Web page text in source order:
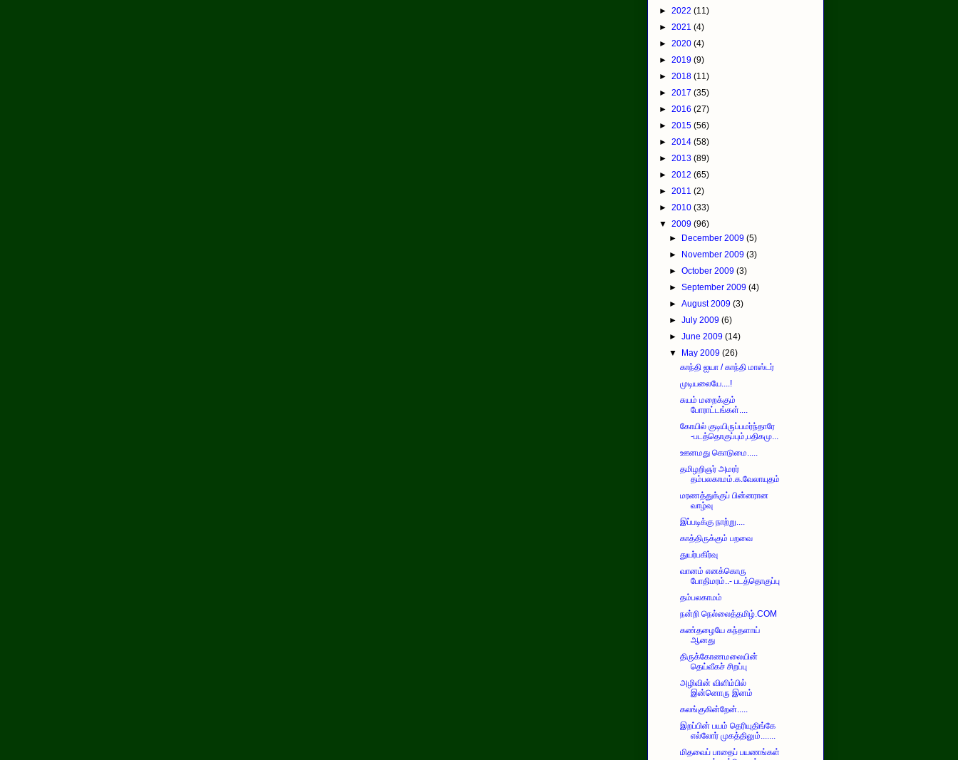
► 2022 (11)
► 2021 (4)
► 2020 (4)
► 2019 (9)
► 2018 (11)
► 2017 (35)
► 2016 (27)
► 2015 (56)
► 2014 (58)
► 2013 (89)
► 2012 (65)
► 2011 (2)
► 2010 (33)
▼ 2009 (96)
► December 2009(5)
► November 2009(3)
►October 2009(3)
►September 2009(4)
►August 2009(3)
►July 2009(6)
►June 2009(14)
▼ May 2009(26)
காந்தி ஐயா / காந்தி மாஸ்டர்
முடியலையே....!
சுயம் மறைக்கும்
போராட்டங்கள்....
கோயில் குடியிருப்பமர்ந்தாரே
-படத்தொகுப்பும்,பதிகமு...
ஊனமது கொடுமை.....
தமிழறிஞர் அமரர்
தம்பலகாமம்.க.வேலாயுதம்
மரணத்துக்குப் பின்னரான
வாழ்வு
இப்படிக்கு நாற்று....
காத்திருக்கும் பறவை
துயர்பகிர்வு
வானம் எனக்கொரு
போதிமரம்..- படத்தொகுப்பு
தம்பலகாமம்
நன்றி நெல்லைத்தமிழ்.COM
கண்தழையே கந்தளாய்
ஆனது
திருக்கோணமலையின்
தெய்வீகச் சிறப்பு
அழிவின் விளிம்பில்
இன்னொரு இனம்
கலங்குகின்றேன்.....
இறப்பின் பயம் தெரியுதிங்கே
எல்லோர் முகத்திலும்.......
மிதவைப் பாதைப் பயணங்கள்